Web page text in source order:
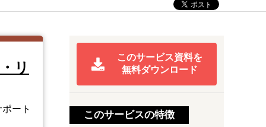
リ
ート
このサービス資料を
無料ダウンロード
このサービスの特徴